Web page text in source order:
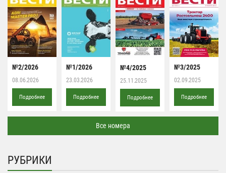
№2/2026
08.06.2026
Подробнее
№1/2026
23.03.2026
Подробнее
№4/2025
25.11.2025
Подробнее
№3/2025
02.09.2025
Подробнее
Все номера
РУБРИКИ